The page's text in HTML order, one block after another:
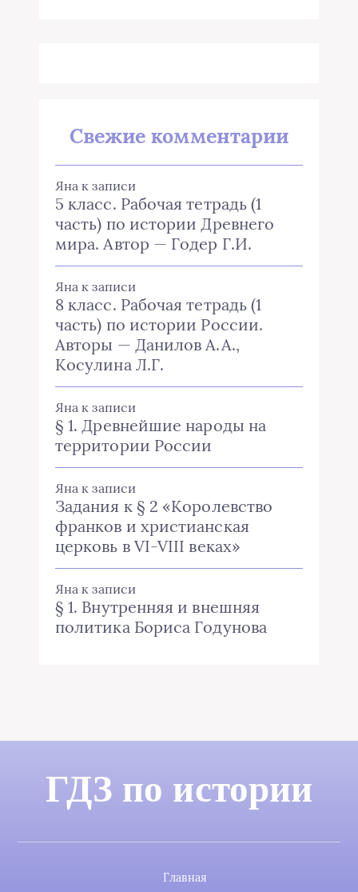
Свежие комментарии
Яна к записи
5 класс. Рабочая тетрадь (1
часть) по истории Древнего
мира. Автор — Годер Г.И.
Яна к записи
8 класс. Рабочая тетрадь (1
часть) по истории России.
Авторы — Данилов А.А.,
Косулина Л.Г.
Яна к записи
§ 1. Древнейшие народы на
территории России
Яна к записи
Задания к § 2 «Королевство
франков и христианская
церковь в VI-VIII веках»
Яна к записи
§ 1. Внутренняя и внешняя
политика Бориса Годунова
ГДЗ по истории
Главная